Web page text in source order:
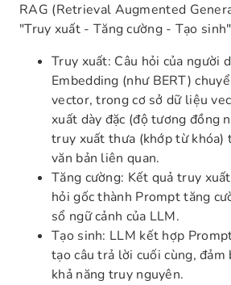
RAG (Retrieval Augmented
"Truy xuất - Tăng cường - Tạo sinh"
Truy xuất: Câu hỏi của người
Embedding (như BERT)
vector, trong cơ sở dữ liệu
xuất dày đặc (độ tương đồng
truy xuất thưa (khớp từ khóa)
văn bản liên quan.
Tăng cường: Kết quả truy
hỏi gốc thành Prompt tăng
sổ ngữ cảnh của LLM.
Tạo sinh: LLM kết hợp
tạo câu trả lời cuối cùng,
khả năng truy nguyên.